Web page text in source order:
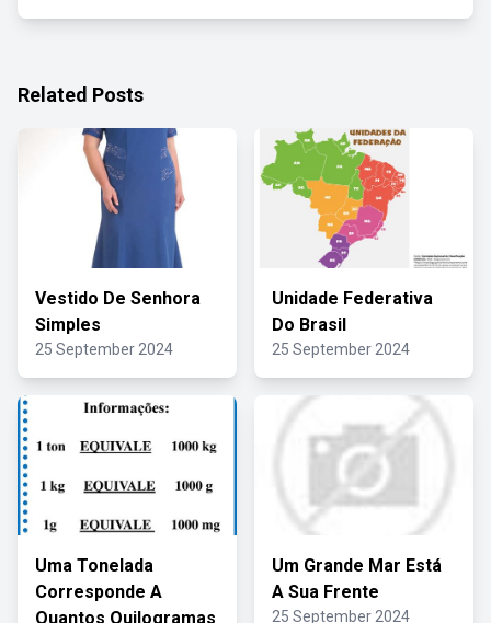
Related Posts
Vestido De Senhora
Simples
25 September 2024
Unidade Federativa
Do Brasil
25 September 2024
Uma Tonelada
Corresponde A
Quantos Quilogramas
Um Grande Mar Está
A Sua Frente
25 September 2024